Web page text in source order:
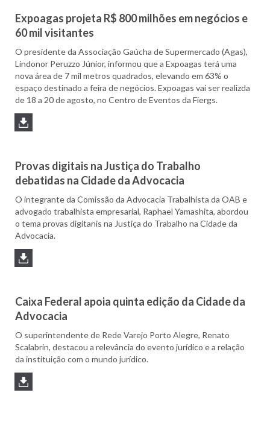
Expoagas projeta R$ 800 milhões em negócios e
60 mil visitantes
O presidente da Associação Gaúcha de Supermercado (Agas),
Lindonor Peruzzo Júnior, informou que a Expoagas terá uma
nova área de 7 mil metros quadrados, elevando em 63% o
espaço destinado a feira de negócios. Expoagas vai ser realizda
de 18 a 20 de agosto, no Centro de Eventos da Fiergs.
Provas digitais na Justiça do Trabalho
debatidas na Cidade da Advocacia
O integrante da Comissão da Advocacia Trabalhista da OAB e
advogado trabalhista empresarial, Raphael Yamashita, abordou
o tema provas digitanis na Justiça do Trabalho na Cidade da
Advocacia.
Caixa Federal apoia quinta edição da Cidade da
Advocacia
O superintendente de Rede Varejo Porto Alegre, Renato
Scalabrin, destacou a relevância do evento jurídico e a relação
da instituição com o mundo jurídico.